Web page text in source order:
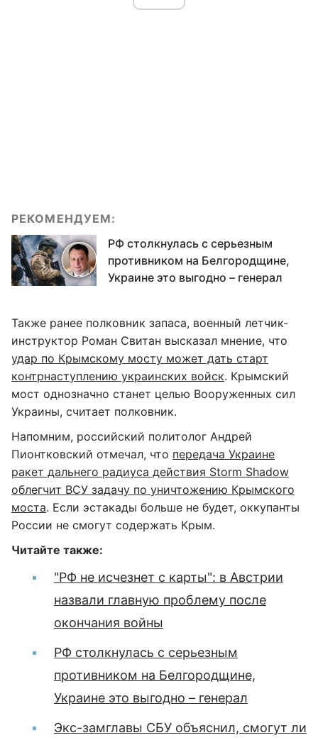
РЕКОМЕНДУЕМ:
РФ столкнулась с серьезным
противником на Белгородщине,
Украине это выгодно – генерал
Также ранее полковник запаса, военный летчик-
инструктор Роман Свитан высказал мнение, что
удар по Крымскому мосту может дать старт
контрнаступлению украинских войск. Крымский
мост однозначно станет целью Вооруженных сил
Украины, считает полковник.
Напомним, российский политолог Андрей
Пионтковский отмечал, что передача Украине
ракет дальнего радиуса действия Storm Shadow
облегчит ВСУ задачу по уничтожению Крымского
моста. Если эстакады больше не будет, оккупанты
России не смогут содержать Крым.
Читайте также:
"РФ не исчезнет с карты": в Австрии
назвали главную проблему после
окончания войны
РФ столкнулась с серьезным
противником на Белгородщине,
Украине это выгодно – генерал
Экс-замглавы СБУ объяснил, смогут ли